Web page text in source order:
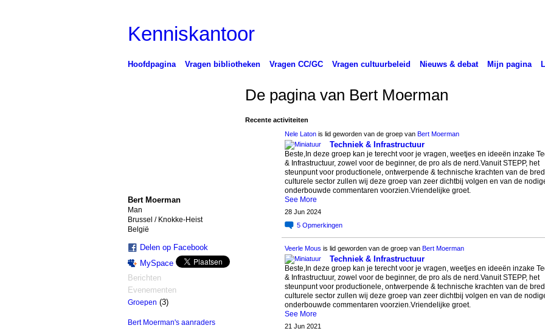
Kenniskantoor
Hoofdpagina Vragen bibliotheken Vragen CC/GC Vragen cultuurbeleid Nieuws & debat Mijn pagina
Bert Moerman
Man
Brussel / Knokke-Heist
België
Delen op Facebook
MySpace
Berichten
Evenementen
Groepen (3)
Bert Moerman's aanraders
De pagina van Bert Moerman
Recente activiteiten
Nele Latonis lid geworden van de groep van Bert Moerman
Techniek & Infrastructuur
Beste,In deze groep kan je terecht voor je vragen, weetjes en ideeën inzake
& Infrastructuur, zowel voor de beginner, de pro als de nerd.Vanuit STEPP, het
steunpunt voor productionele, ontwerpende & technische krachten van de
culturele sector zullen wij deze groep van zeer dichtbij volgen en van de
onderbouwde commentaren voorzien.Vriendelijke groet.
See More
28 Jun 2024
5 Opmerkingen
Veerle Mous is lid geworden van de groep van Bert Moerman
Techniek & Infrastructuur
Beste,In deze groep kan je terecht voor je vragen, weetjes en ideeën inzake
& Infrastructuur, zowel voor de beginner, de pro als de nerd.Vanuit STEPP, het
steunpunt voor productionele, ontwerpende & technische krachten van de
culturele sector zullen wij deze groep van zeer dichtbij volgen en van de
onderbouwde commentaren voorzien.Vriendelijke groet.
See More
21 Jun 2021